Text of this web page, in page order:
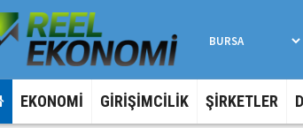
EKONOMİ GİRİŞİMCİLİK ŞİRKETLER